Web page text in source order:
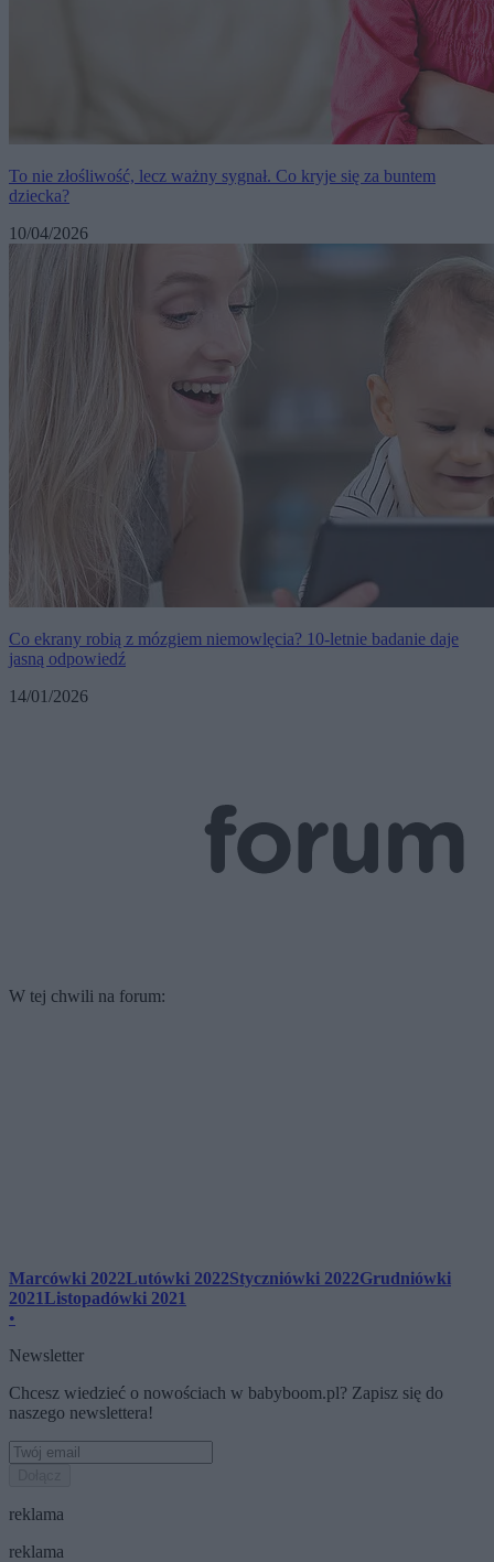
To nie złośliwość, lecz ważny sygnał. Co kryje się za buntem
dziecka?
10/04/2026
Co ekrany robią z mózgiem niemowlęcia? 10-letnie badanie daje
jasną odpowiedź
14/01/2026
W tej chwili na forum:
Marcówki 2022Lutówki 2022Styczniówki 2022Grudniówki
2021Listopadówki 2021
•
Newsletter
Chcesz wiedzieć o nowościach w babyboom.pl? Zapisz się do
naszego newslettera!
reklama
reklama